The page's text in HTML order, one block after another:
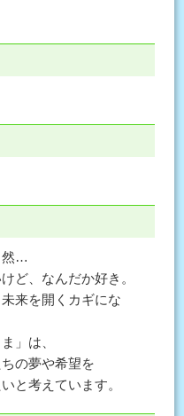
然…
ど、なんだか好き。
来を開くカギにな
」は、
の夢や希望を
と考えています。